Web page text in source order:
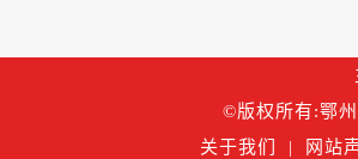
©版权所有:鄂
关于我们
| 网站